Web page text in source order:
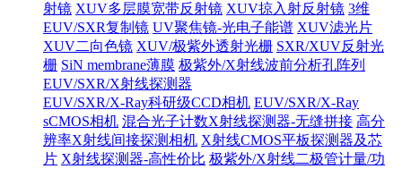
射镜 XUV多层膜宽带反射镜 XUV掠入射反射镜 3维
EUV/SXR复制镜 UV聚焦镜-光电子能谱 XUV滤光片
XUV二向色镜 XUV/极紫外透射光栅 SXR/XUV反射光
栅 SiN membrane薄膜 极紫外/X射线波前分析孔阵列
EUV/SXR/X射线探测器
EUV/SXR/X-Ray科研级CCD相机 EUV/SXR/X-Ray
sCMOS相机 混合光子计数X射线探测器-无缝拼接 高分
辨率X射线间接探测相机 X射线CMOS平板探测器及芯
片 X射线探测器-高性价比 极紫外/X射线二极管计量/功